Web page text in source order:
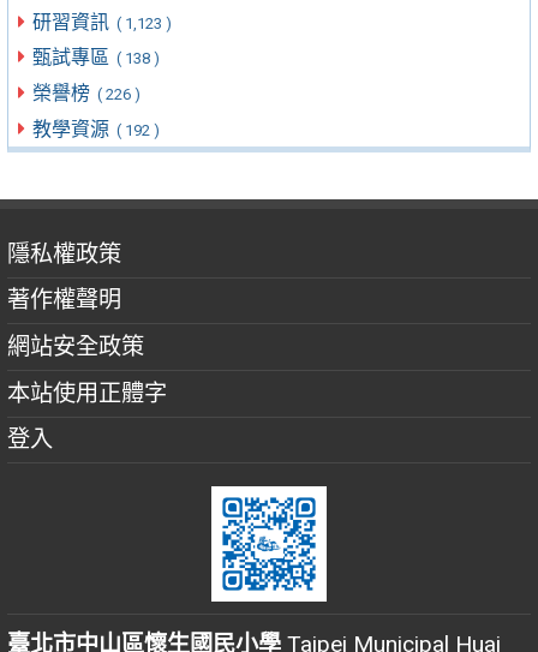
研習資訊 ( 1,123 )
甄試專區 ( 138 )
榮譽榜 ( 226 )
教學資源 ( 192 )
隱私權政策
著作權聲明
網站安全政策
本站使用正體字
登入
臺北市中山區懷生國民小學 Taipei Municipal Huai